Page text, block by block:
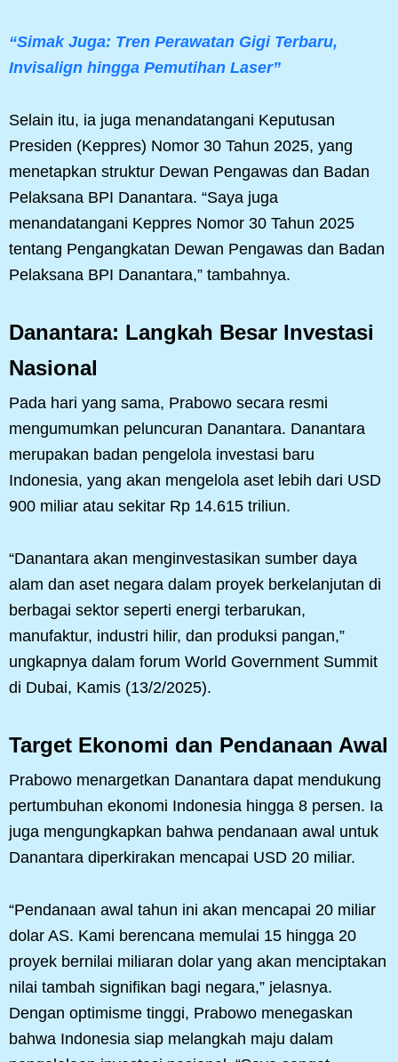
“Simak Juga: Tren Perawatan Gigi Terbaru,
Invisalign hingga Pemutihan Laser”
Selain itu, ia juga menandatangani Keputusan
Presiden (Keppres) Nomor 30 Tahun 2025, yang
menetapkan struktur Dewan Pengawas dan Badan
Pelaksana BPI Danantara. “Saya juga
menandatangani Keppres Nomor 30 Tahun 2025
tentang Pengangkatan Dewan Pengawas dan Badan
Pelaksana BPI Danantara,” tambahnya.
Danantara: Langkah Besar Investasi
Nasional
Pada hari yang sama, Prabowo secara resmi
mengumumkan peluncuran Danantara. Danantara
merupakan badan pengelola investasi baru
Indonesia, yang akan mengelola aset lebih dari USD
900 miliar atau sekitar Rp 14.615 triliun.
“Danantara akan menginvestasikan sumber daya
alam dan aset negara dalam proyek berkelanjutan di
berbagai sektor seperti energi terbarukan,
manufaktur, industri hilir, dan produksi pangan,”
ungkapnya dalam forum World Government Summit
di Dubai, Kamis (13/2/2025).
Target Ekonomi dan Pendanaan Awal
Prabowo menargetkan Danantara dapat mendukung
pertumbuhan ekonomi Indonesia hingga 8 persen. Ia
juga mengungkapkan bahwa pendanaan awal untuk
Danantara diperkirakan mencapai USD 20 miliar.
“Pendanaan awal tahun ini akan mencapai 20 miliar
dolar AS. Kami berencana memulai 15 hingga 20
proyek bernilai miliaran dolar yang akan menciptakan
nilai tambah signifikan bagi negara,” jelasnya.
Dengan optimisme tinggi, Prabowo menegaskan
bahwa Indonesia siap melangkah maju dalam